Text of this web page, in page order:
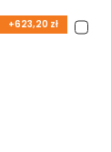
+623,20 zł